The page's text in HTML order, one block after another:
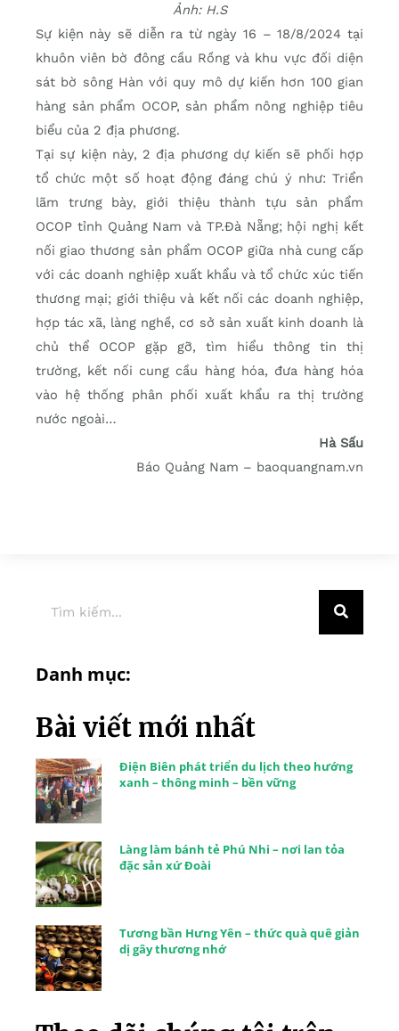
Ảnh: H.S
Sự kiện này sẽ diễn ra từ ngày 16 – 18/8/2024 tại
khuôn viên bờ đông cầu Rồng và khu vực đối diện
sát bờ sông Hàn với quy mô dự kiến hơn 100 gian
hàng sản phẩm OCOP, sản phẩm nông nghiệp tiêu
biểu của 2 địa phương.
Tại sự kiện này, 2 địa phương dự kiến sẽ phối hợp
tổ chức một số hoạt động đáng chú ý như: Triển
lãm trưng bày, giới thiệu thành tựu sản phẩm
OCOP tỉnh Quảng Nam và TP.Đà Nẵng; hội nghị kết
nối giao thương sản phẩm OCOP giữa nhà cung cấp
với các doanh nghiệp xuất khẩu và tổ chức xúc tiến
thương mại; giới thiệu và kết nối các doanh nghiệp,
hợp tác xã, làng nghề, cơ sở sản xuất kinh doanh là
chủ thể OCOP gặp gỡ, tìm hiểu thông tin thị
trường, kết nối cung cầu hàng hóa, đưa hàng hóa
vào hệ thống phân phối xuất khẩu ra thị trường
nước ngoài…
Hà Sấu
Báo Quảng Nam – baoquangnam.vn
Danh mục:
Bài viết mới nhất
Điện Biên phát triển du lịch theo hướng
xanh – thông minh – bền vững
Làng làm bánh tẻ Phú Nhi – nơi lan tỏa
đặc sản xứ Đoài
Tương bần Hưng Yên – thức quà quê giản
dị gây thương nhớ